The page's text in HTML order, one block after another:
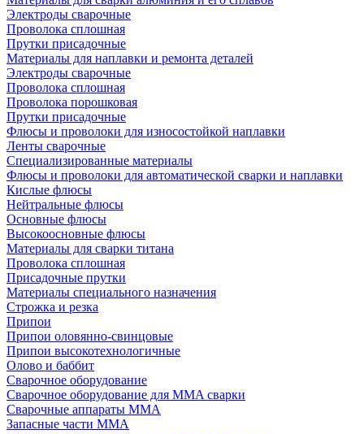
Электроды сварочные
Проволока сплошная
Прутки присадочные
Материалы для наплавки и ремонта деталей
Электроды сварочные
Проволока сплошная
Проволока порошковая
Прутки присадочные
Флюсы и проволоки для износостойкой наплавки
Ленты сварочные
Специализированные материалы
Флюсы и проволоки для автоматической сварки и наплавки
Кислые флюсы
Нейтральные флюсы
Основные флюсы
Высокоосновные флюсы
Материалы для сварки титана
Проволока сплошная
Присадочные прутки
Материалы специального назначения
Строжка и резка
Припои
Припои оловянно-свинцовые
Припои высокотехнологичные
Олово и баббит
Сварочное оборудование
Сварочное оборудование для MMA сварки
Сварочные аппараты MMA
Запасные части MMA